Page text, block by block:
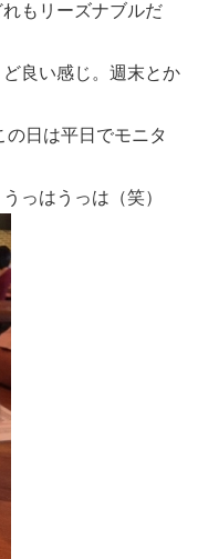
もリーズナブルだ
良い感じ。週末とか
の日は平日でモニタ
っはうっは（笑）